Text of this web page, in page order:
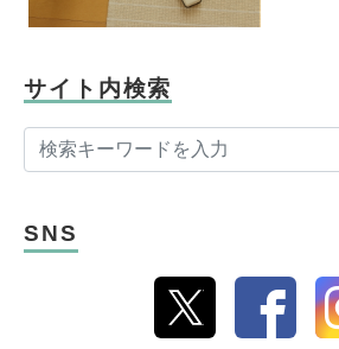
サイト内検索
検索
SNS